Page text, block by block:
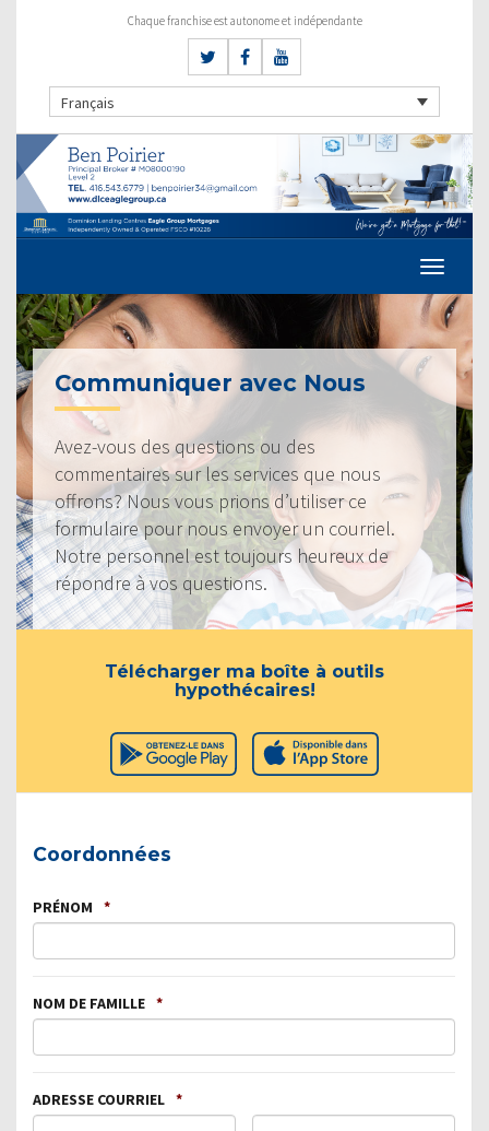
Chaque franchise est autonome et indépendante
Français
Communiquer avec Nous
Avez-vous des questions ou des
commentaires sur les services que nous
offrons? Nous vous prions d’utiliser ce
formulaire pour nous envoyer un courriel.
Notre personnel est toujours heureux de
répondre à vos questions.
Télécharger ma boîte à outils
hypothécaires!
Coordonnées
PRÉNOM *
NOM DE FAMILLE *
ADRESSE COURRIEL *